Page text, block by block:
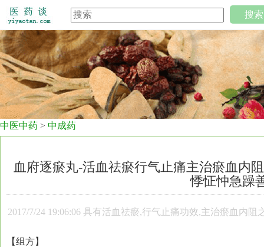
搜索
中医中药 > 中成药
血府逐瘀丸-活血祛瘀行气止痛主治瘀血内
悸怔忡急躁
2017/7/24 19:06:06 具有活血祛瘀,行气止痛功效,主治瘀血内
【组方】